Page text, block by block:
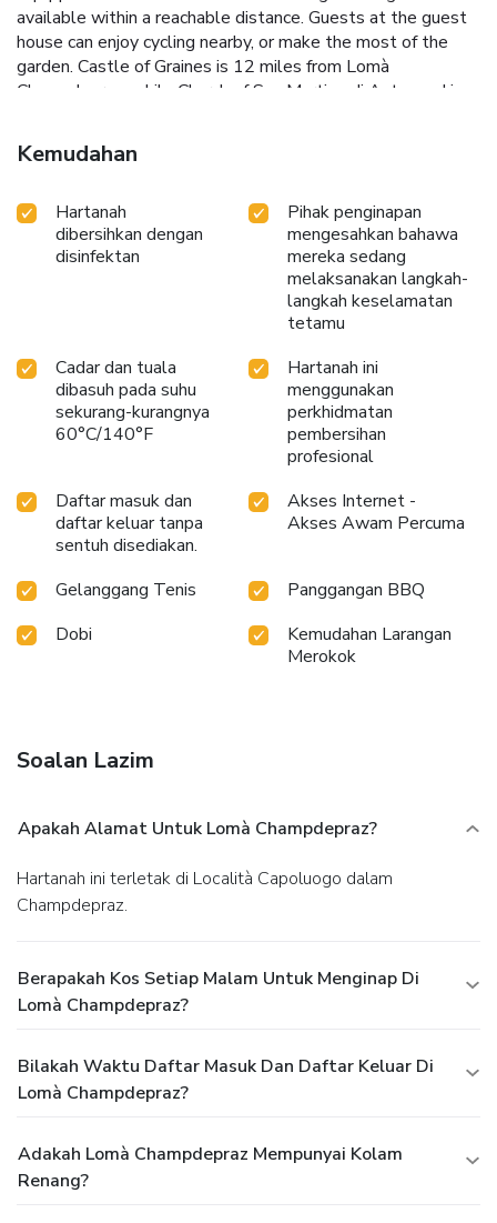
available within a reachable distance. Guests at the guest
house can enjoy cycling nearby, or make the most of the
garden. Castle of Graines is 12 miles from Lomà
Champdepraz, while Church of San Martino di Antagnod is
away, and the property offers a paid airport shuttle service.
License Number(s): IT007017B4FI4SN5GZ
Kemudahan
Hartanah
dibersihkan dengan
disinfektan
Pihak penginapan
mengesahkan bahawa
mereka sedang
melaksanakan langkah-
langkah keselamatan
tetamu
Cadar dan tuala
dibasuh pada suhu
sekurang-kurangnya
60°C/140°F
Hartanah ini
menggunakan
perkhidmatan
pembersihan
profesional
Daftar masuk dan
daftar keluar tanpa
sentuh disediakan.
Akses Internet -
Akses Awam Percuma
Gelanggang Tenis
Panggangan BBQ
Dobi
Kemudahan Larangan
Merokok
Soalan Lazim
Apakah Alamat Untuk Lomà Champdepraz?
Hartanah ini terletak di Località Capoluogo dalam
Champdepraz.
Berapakah Kos Setiap Malam Untuk Menginap Di
Lomà Champdepraz?
Bilakah Waktu Daftar Masuk Dan Daftar Keluar Di
Lomà Champdepraz?
Adakah Lomà Champdepraz Mempunyai Kolam
Renang?